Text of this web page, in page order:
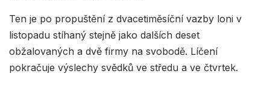
Ten je po propuštění z dvacetiměsíční vazby loni v
listopadu stíhaný stejně jako dalších deset
obžalovaných a dvě firmy na svobodě. Líčení
pokračuje výslechy svědků ve středu a ve čtvrtek.